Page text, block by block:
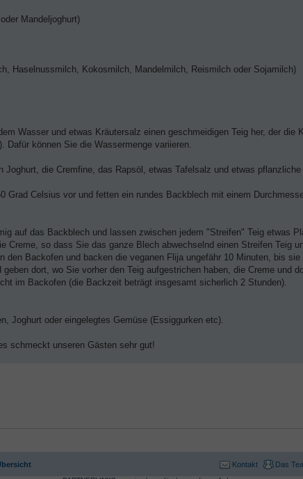
Mandeljoghurt)
Haselnussmilch, Kokosmilch, Mandelmilch, Reismilch oder Sojamilch)
Wasser und etwas Kräutersalz einen geschmeidigen Teig her, der die
können Sie die Wassermenge variieren.
Joghurt, die Cremfine, das Rapsöl, etwas Tafelsalz und etwas
Celsius vor und fetten ein rundes Backblech mit einem
auf das Backblech und lassen zwischen jedem "Streifen" Teig etwas
Creme, so dass Sie das ganze Blech abwechselnd einen Streifen Teig
Backofen und backen die veganen Flija ungefähr 10 Minuten, bis sie
dort, wo Sie vorher den Teig aufgestrichen haben, die Creme und
im Backofen (die Backzeit beträgt insgesamt sicherlich 2 Stunden).
Joghurt oder eingelegtes Gemüse (Essiggurken etc).
schmeckt unseren Gästen sehr gut!
Das
Kontakt